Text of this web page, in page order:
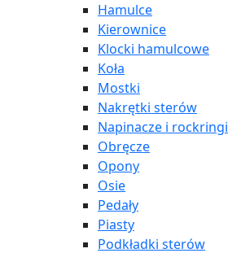
Hamulce
Kierownice
Klocki hamulcowe
Koła
Mostki
Nakrętki sterów
Napinacze i rockringi
Obręcze
Opony
Osie
Pedały
Piasty
Podkładki sterów